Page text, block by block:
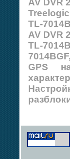
AV DVR
TL-
AV DVR
TL-
GPS